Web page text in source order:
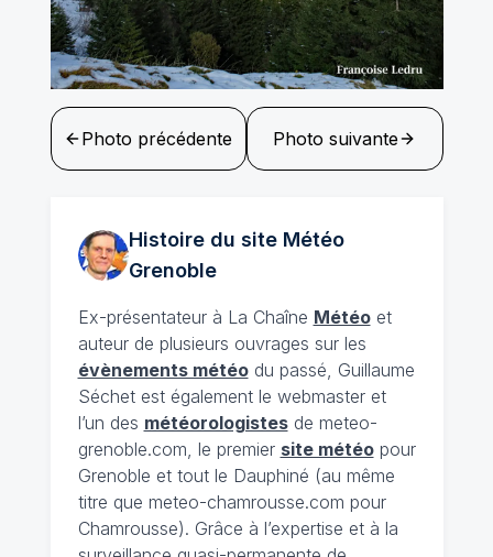
Photo précédente Photo suivante
Histoire du site Météo
Grenoble
Ex-présentateur à La Chaîne Météoet
auteur de plusieurs ouvrages sur les
évènements météodu passé, Guillaume
Séchet est également le webmaster et
l’un des météorologistesde meteo-
grenoble.com, le premier site météopour
Grenoble et tout le Dauphiné (au même
titre que meteo-chamrousse.com pour
Chamrousse). Grâce à l’expertise et à la